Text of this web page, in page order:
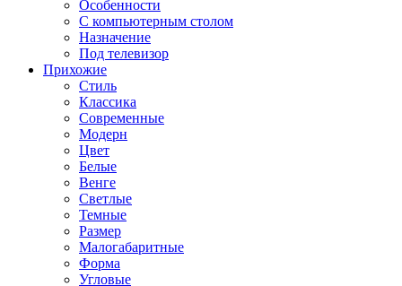
Особенности
С компьютерным столом
Назначение
Под телевизор
Прихожие
Стиль
Классика
Современные
Модерн
Цвет
Белые
Венге
Светлые
Темные
Размер
Малогабаритные
Форма
Угловые